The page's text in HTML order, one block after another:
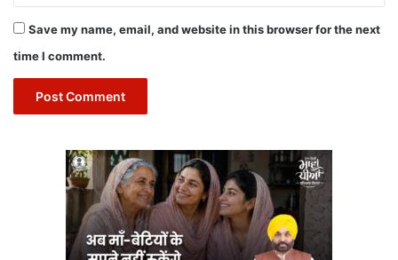
Save my name, email, and website in this browser for the next
time I comment.